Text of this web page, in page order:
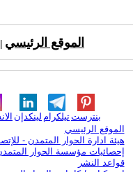
الموقع الرئيسي
لينكدإن تيلكرامبنترست
الموقع الرئيسي
هيئة ادارة الحوار المتمدن -
إحصائيات مؤسسة الحوار
قواعد النشر